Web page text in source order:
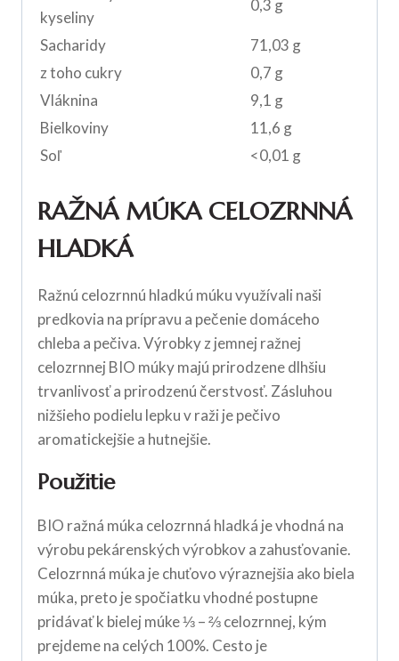
kyseliny
0,3 g
Sacharidy
71,03 g
z toho cukry
0,7 g
Vláknina
9,1 g
Bielkoviny
11,6 g
Soľ
<0,01 g
RAŽNÁ MÚKA CELOZRNNÁ
HLADKÁ
Ražnú celozrnnú hladkú múku využívali naši
predkovia na prípravu a pečenie domáceho
chleba a pečiva. Výrobky z jemnej ražnej
celozrnnej BIO múky majú prirodzene dlhšiu
trvanlivosť a prirodzenú čerstvosť. Zásluhou
nižšieho podielu lepku v raži je pečivo
aromatickejšie a hutnejšie.
Použitie
BIO ražná múka celozrnná hladká je vhodná na
výrobu pekárenských výrobkov a zahusťovanie.
Celozrnná múka je chuťovo výraznejšia ako biela
múka, preto je spočiatku vhodné postupne
pridávať k bielej múke ⅓ – ⅔ celozrnnej, kým
prejdeme na celých 100%. Cesto je